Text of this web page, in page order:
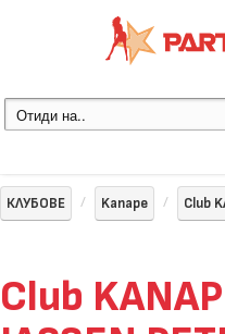
КЛУБОВЕ Kanape Club
Club